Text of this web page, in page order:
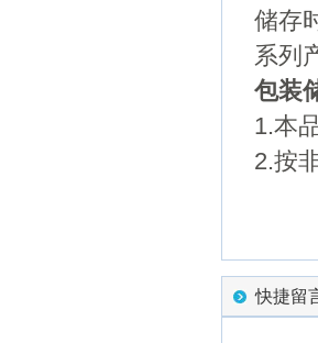
储存
系列
包装
1.本
2.按
快捷留